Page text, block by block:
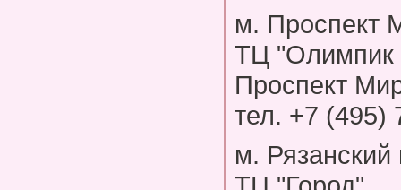
м. Проспект
ТЦ "Олимпик
Проспект
тел. +7 (495)
м. Рязанский